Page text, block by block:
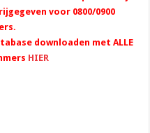
voor 0800/0900
downloaden met ALLE
HIER